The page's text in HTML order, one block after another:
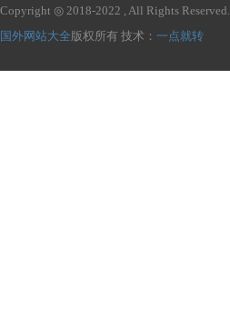
Copyright ◎ 2018-2022 , All Rights Reserved.
国外网站大全 版权所有 技术： 一点就转